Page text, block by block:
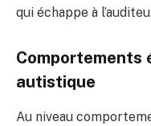
qui échappe à
Comportements
autistique
Au niveau